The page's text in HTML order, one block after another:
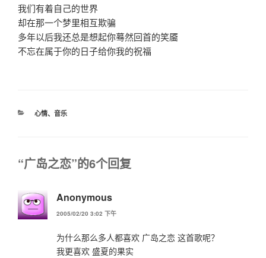
我们有着自己的世界
却在那一个梦里相互欺骗
多年以后我还总是想起你蓦然回首的笑靥
不忘在属于你的日子给你我的祝福
分
心情、 音乐
“广岛之恋”的6个回复
Anonymous
2005/02/20 3:02 下午
为什么那么多人都喜欢 广岛之恋 这首歌呢？
我更喜欢 盛夏的果实